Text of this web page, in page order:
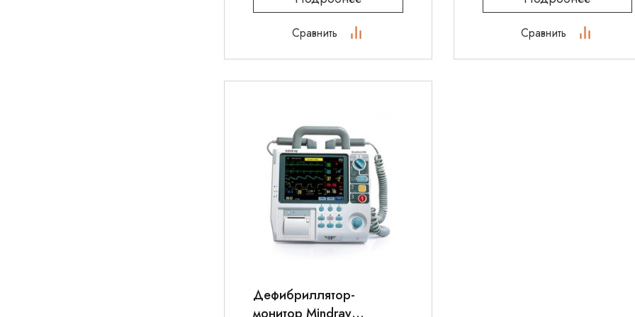
Сравнить Сравнить
Дефибриллятор-